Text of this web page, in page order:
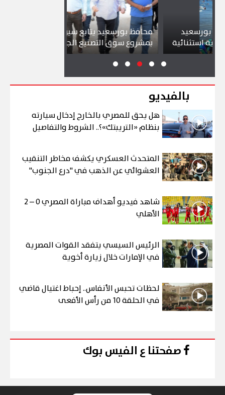
محافظ بورسعيد يتابع سير العمل
بمشروع سوق التصنيع الجديد
بالفيديو
هل يحق للمصري بالخارج إدخال سيارته
بنظام «التريبتك»؟.. الشروط والتفاصيل
المتحدث العسكري يكشف مخاطر التنقيب
العشوائي عن الذهب في "درع الجنوب"
شاهد فيديو أهداف مباراة المصري 0 – 2
الأهلي
الرئيس السيسي يتفقد القوات المصرية
في الإمارات خلال زيارة أخوية
لحظات تحبس الأنفاس.. إحباط اغتيال قاضي
في الحلقة 10 من رأس الأفعى
صفحتنا ع الفيس بوك